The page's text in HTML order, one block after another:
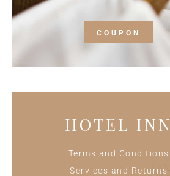
COUPON
HOTEL INN
Terms and Conditions
Services and Returns